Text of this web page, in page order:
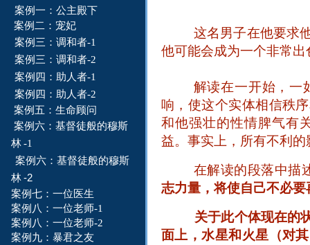
这名男子在他要求
他可能会成为一个非常出
解读在一开始，一
响，使这个实体相信秩
和他强壮的性情脾气有
益。事实上，所有不利
在解读的段落中描
志力量，将使自己不必
关于此个体现在的
面上，水星和火星（对
案例一： 公主殿下
案例二： 宠妃
案例三：调和者-1
案例三：调和者-2
案例四： 助人者-1
案例四： 助人者-2
案例五：生命 顾问
案例六： 基督徒般的穆斯
林-1
案例六： 基督徒般的穆斯
林-2
案例七：一位 医生
案例八：一位老师-1
案例八：一位老师-2
案例九：暴君之友